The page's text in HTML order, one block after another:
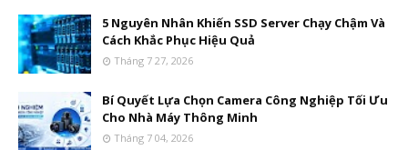
5 Nguyên Nhân Khiến SSD Server Chạy Chậm Và
Cách Khắc Phục Hiệu Quả
Tháng 7 27, 2026
Bí Quyết Lựa Chọn Camera Công Nghiệp Tối Ưu
Cho Nhà Máy Thông Minh
Tháng 7 04, 2026